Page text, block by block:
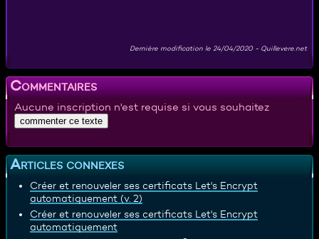
Dernière modification le 24/04/2020- Quillevere.net
Commentaires
Aucune inscription n'est requise si vous souhaitez
Articles connexes
Créer et renouveler ses certificats Let's Encrypt
automatiquement (v. 2)
Créer et renouveler ses certificats Let's Encrypt
automatiquement